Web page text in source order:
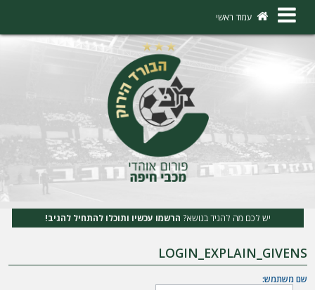
×
ו
ר
ש
עמוד ראשי
יש לכם מה להגיד בנושא? הרשמו עכשיו ותוכלו להתחיל להגיב!
LOGIN_EXPLAIN_GIVENS
שם משתמש: